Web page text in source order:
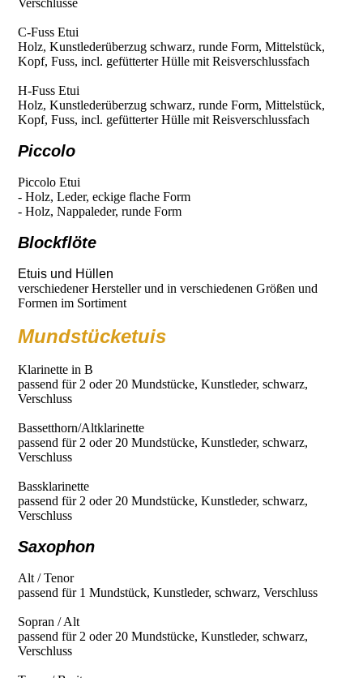
Verschlüsse
C-Fuss Etui
Holz, Kunstlederüberzug schwarz, runde Form, Mittelstück,
Kopf, Fuss, incl. gefütterter Hülle mit Reisverschlussfach
H-Fuss Etui
Holz, Kunstlederüberzug schwarz, runde Form, Mittelstück,
Kopf, Fuss, incl. gefütterter Hülle mit Reisverschlussfach
Piccolo
Piccolo Etui
- Holz, Leder, eckige flache Form
- Holz, Nappaleder, runde Form
Blockflöte
Etuis und Hüllen
verschiedener Hersteller und in verschiedenen Größen und
Formen im Sortiment
Mundstücketuis
Klarinette in B
passend für 2 oder 20 Mundstücke, Kunstleder, schwarz,
Verschluss
Bassetthorn/Altklarinette
passend für 2 oder 20 Mundstücke, Kunstleder, schwarz,
Verschluss
Bassklarinette
passend für 2 oder 20 Mundstücke, Kunstleder, schwarz,
Verschluss
Saxophon
Alt / Tenor
passend für 1 Mundstück, Kunstleder, schwarz, Verschluss
Sopran / Alt
passend für 2 oder 20 Mundstücke, Kunstleder, schwarz,
Verschluss